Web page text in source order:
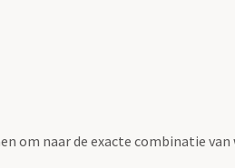
om naar de exacte combinatie